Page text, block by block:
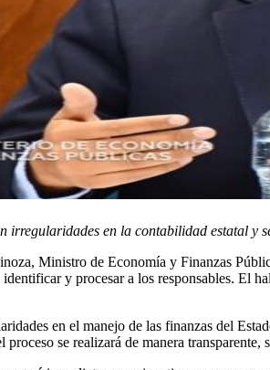
irregularidades en la contabilidad estatal y
Ministro de Economía y Finanzas
y procesar a los responsables. El
en el manejo de las finanzas del
se realizará de manera